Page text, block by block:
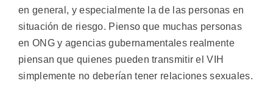
en general, y especialmente la de las personas en
situación de riesgo. Pienso que muchas personas
en ONG y agencias gubernamentales realmente
piensan que quienes pueden transmitir el VIH
simplemente no deberían tener relaciones sexuales.